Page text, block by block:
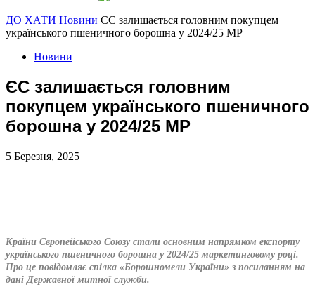
ДО ХАТИ Новини ЄС залишається головним покупцем
українського пшеничного борошна у 2024/25 МР
Новини
ЄС залишається головним
покупцем українського пшеничного
борошна у 2024/25 МР
5 Березня, 2025
Країни Європейського Союзу стали основним напрямком експорту
українського пшеничного борошна у 2024/25 маркетинговому році.
Про це повідомляє спілка «Борошномели України» з посиланням на
дані Державної митної служби.